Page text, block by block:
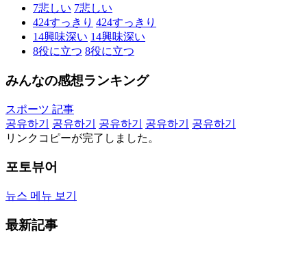
7悲しい 7悲しい
424すっきり 424すっきり
14興味深い 14興味深い
8役に立つ 8役に立つ
みんなの感想ランキング
スポーツ 記事
공유하기
공유하기 공유하기 공유하기
공유하기
リンクコピーが完了しました。
포토뷰어
뉴스 메뉴 보기
最新記事